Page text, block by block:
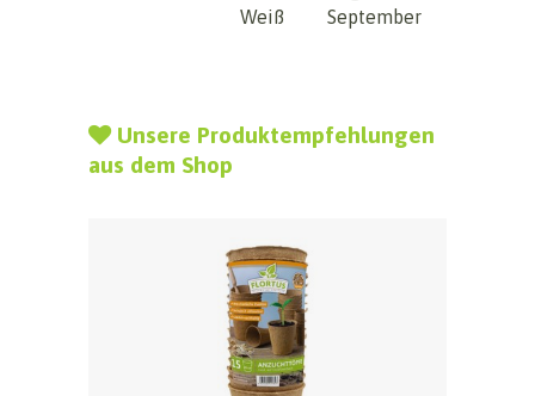
Weiß
September
Unsere Produktempfehlungen
aus dem Shop